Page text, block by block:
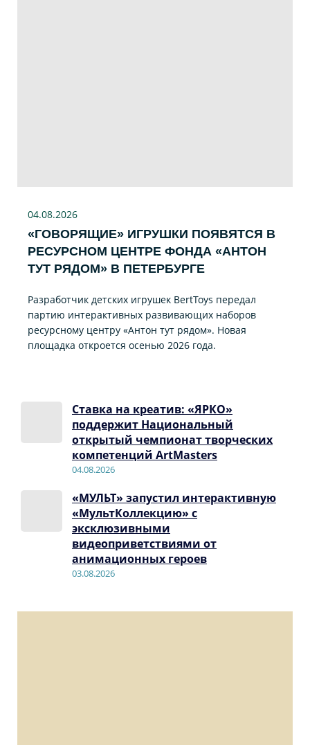
04.08.2026
«ГОВОРЯЩИЕ» ИГРУШКИ ПОЯВЯТСЯ В
РЕСУРСНОМ ЦЕНТРЕ ФОНДА «АНТОН
ТУТ РЯДОМ» В ПЕТЕРБУРГЕ
Разработчик детских игрушек BertToys передал
партию интерактивных развивающих наборов
ресурсному центру «Антон тут рядом». Новая
площадка откроется осенью 2026 года.
Ставка на креатив: «ЯРКО»
поддержит Национальный
открытый чемпионат творческих
компетенций ArtMasters
04.08.2026
«МУЛЬТ» запустил интерактивную
«МультКоллекцию» с
эксклюзивными
видеоприветствиями от
анимационных героев
03.08.2026